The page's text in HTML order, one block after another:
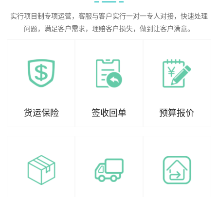
实行项目制专项运营，客服与客户实行一对一专人对接，快速处理
问题，满足客户需求，理赔客户损失，做到让客户满意。
货运保险 签收回单 预算报价